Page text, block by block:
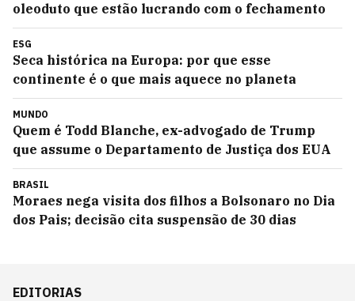
oleoduto que estão lucrando com o fechamento
ESG
Seca histórica na Europa: por que esse
continente é o que mais aquece no planeta
MUNDO
Quem é Todd Blanche, ex-advogado de Trump
que assume o Departamento de Justiça dos EUA
BRASIL
Moraes nega visita dos filhos a Bolsonaro no Dia
dos Pais; decisão cita suspensão de 30 dias
EDITORIAS